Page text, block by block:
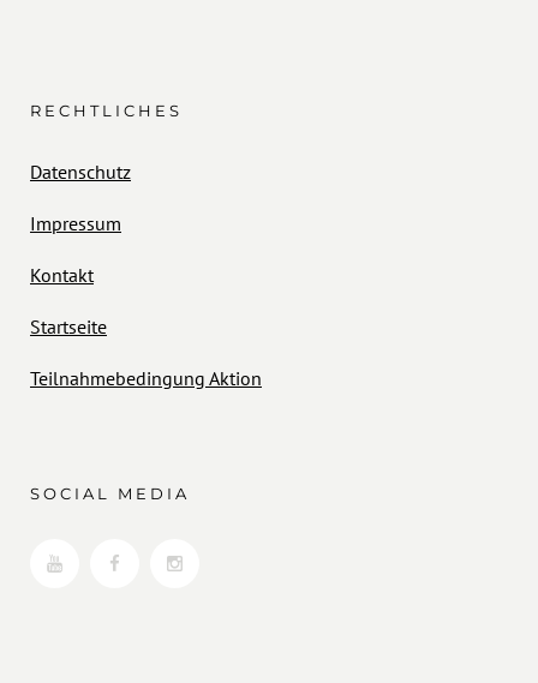
RECHTLICHES
Datenschutz
Impressum
Kontakt
Startseite
Teilnahmebedingung Aktion
SOCIAL MEDIA